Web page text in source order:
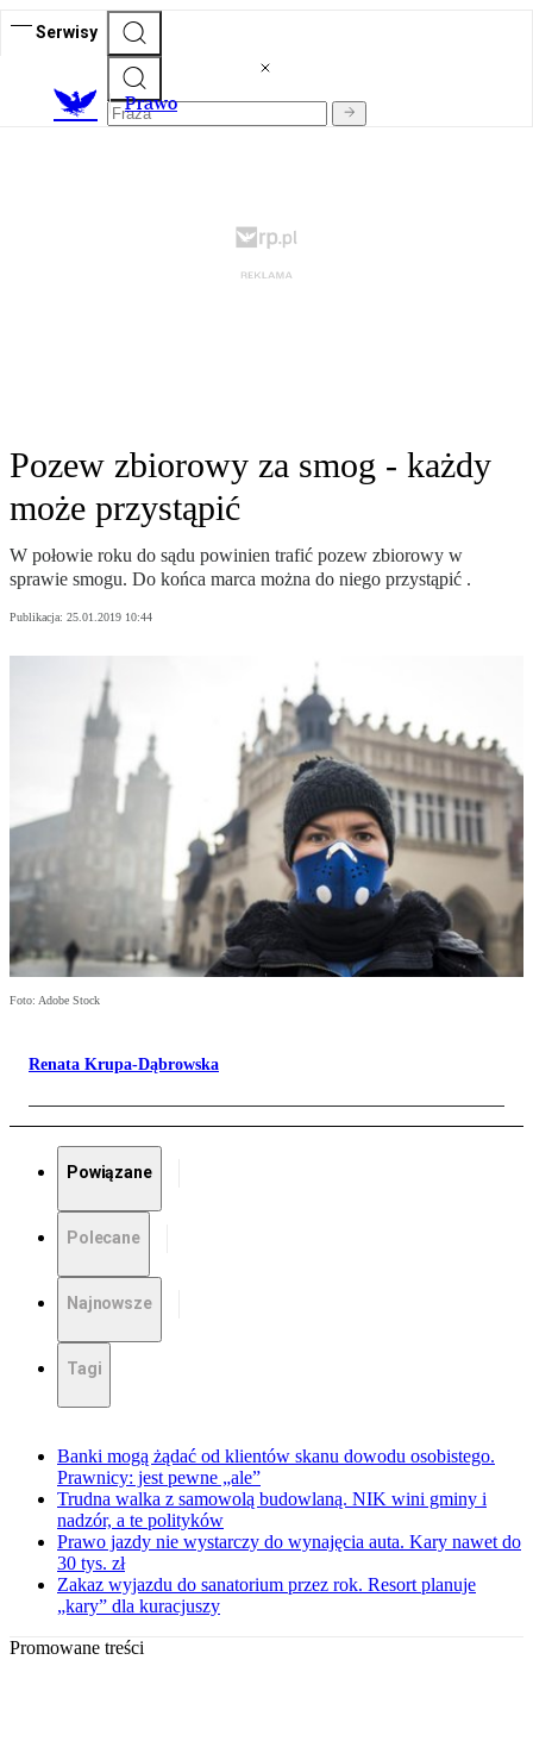
Serwisy
Prawo
Pozew zbiorowy za smog - każdy
może przystąpić
W połowie roku do sądu powinien trafić pozew zbiorowy w
sprawie smogu. Do końca marca można do niego przystąpić .
Publikacja: 25.01.2019 10:44
Foto: Adobe Stock
Renata Krupa-Dąbrowska
Powiązane
Polecane
Najnowsze
Tagi
Banki mogą żądać od klientów skanu dowodu osobistego.
Prawnicy: jest pewne „ale”
Trudna walka z samowolą budowlaną. NIK wini gminy i
nadzór, a te polityków
Prawo jazdy nie wystarczy do wynajęcia auta. Kary nawet do
30 tys. zł
Zakaz wyjazdu do sanatorium przez rok. Resort planuje
„kary” dla kuracjuszy
Promowane treści